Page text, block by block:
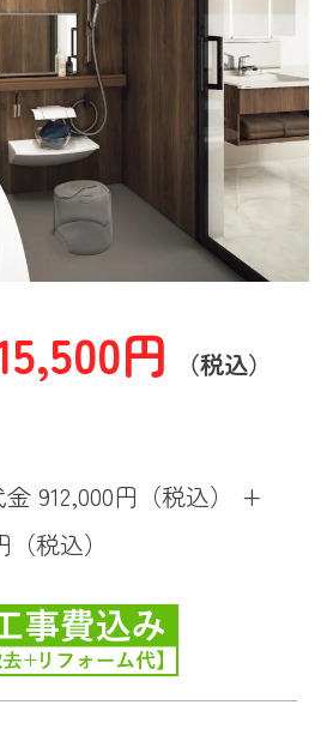
円
（税込）
912,000円（税込） +
税込）